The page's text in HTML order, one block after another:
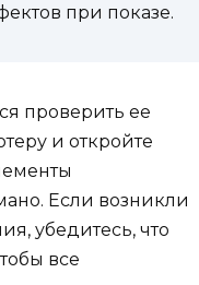
при показе.
проверить ее
и откройте
Если возникли
убедитесь, что
все